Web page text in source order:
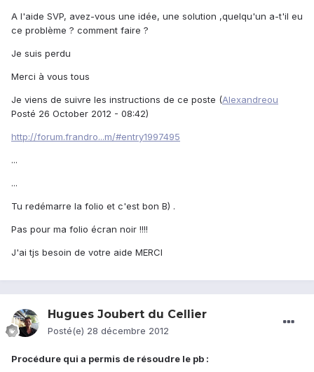
A l'aide SVP, avez-vous une idée, une solution ,quelqu'un a-t'il eu
ce problème ? comment faire ?
Je suis perdu
Merci à vous tous
Je viens de suivre les instructions de ce poste (Alexandreou
Posté 26 October 2012 - 08:42)
http://forum.frandro...m/#entry1997495
...
...
Tu redémarre la folio et c'est bon B) .
Pas pour ma folio écran noir !!!!
J'ai tjs besoin de votre aide MERCI
Hugues Joubert du Cellier
Posté(e) 28 décembre 2012
Procédure qui a permis de résoudre le pb :